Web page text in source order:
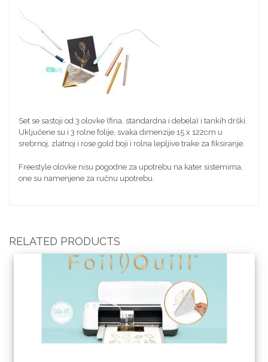
Set se sastoji od 3 olovke (fina, standardna i debela) i tankih drški.
Uključene su i 3 rolne folije, svaka dimenzije 15 x 122cm u
srebrnoj, zlatnoj i rose gold boji i rolna lepljive trake za fiksiranje.
Freestyle olovke nisu pogodne za upotrebu na kater sistemima,
one su namenjene za ručnu upotrebu.
RELATED PRODUCTS